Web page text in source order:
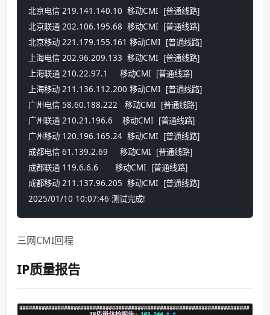
北京电信 219.141.140.10  移动CMI  [普通线路]
北京联通 202.106.195.68  移动CMI  [普通线路]
北京移动 221.179.155.161 移动CMI  [普通线路]
上海电信 202.96.209.133  移动CMI  [普通线路]
上海联通 210.22.97.1     移动CMI  [普通线路]
上海移动 211.136.112.200 移动CMI  [普通线路]
广州电信 58.60.188.222   移动CMI  [普通线路]
广州联通 210.21.196.6    移动CMI  [普通线路]
广州移动 120.196.165.24  移动CMI  [普通线路]
成都电信 61.139.2.69     移动CMI  [普通线路]
成都联通 119.6.6.6       移动CMI  [普通线路]
成都移动 211.137.96.205  移动CMI  [普通线路]
2025/01/10 10:07:46 测试完成!
三网CMI回程
IP质量报告